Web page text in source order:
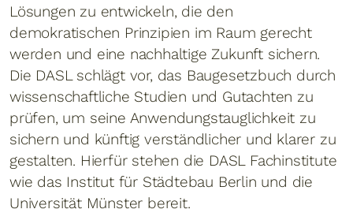
Lösungen zu entwickeln, die den
demokratischen Prinzipien im Raum gerecht
werden und eine nachhaltige Zukunft sichern.
Die DASL schlägt vor, das Baugesetzbuch durch
wissenschaftliche Studien und Gutachten zu
prüfen, um seine Anwendungstauglichkeit zu
sichern und künftig verständlicher und klarer zu
gestalten. Hierfür stehen die DASL Fachinstitute
wie das Institut für Städtebau Berlin und die
Universität Münster bereit.